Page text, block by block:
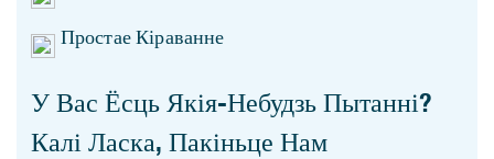
Простае Кіраванне
У Вас Ёсць Якія-Небудзь Пытанні?
Калі Ласка, Пакіньце Нам